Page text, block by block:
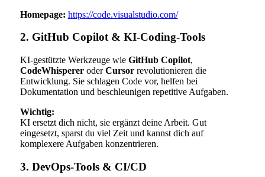
Homepage: https://code.visualstudio.com/
2. GitHub Copilot & KI-Coding-Tools
KI-gestützte Werkzeuge wie GitHub Copilot,
CodeWhispereroderCursorrevolutionieren die
Entwicklung. Sie schlagen Code vor, helfen bei
Dokumentation und beschleunigen repetitive Aufgaben.
Wichtig:
KI ersetzt dich nicht, sie ergänzt deine Arbeit. Gut
eingesetzt, sparst du viel Zeit und kannst dich auf
komplexere Aufgaben konzentrieren.
3. DevOps-Tools & CI/CD